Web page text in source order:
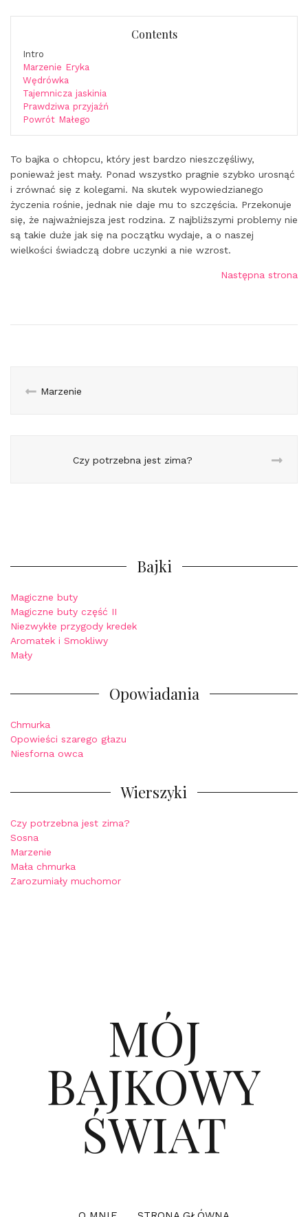
Contents
Intro
Marzenie Eryka
Wędrówka
Tajemnicza jaskinia
Prawdziwa przyjaźń
Powrót Małego
To bajka o chłopcu, który jest bardzo nieszczęśliwy,
ponieważ jest mały. Ponad wszystko pragnie szybko urosnąć
i zrównać się z kolegami. Na skutek wypowiedzianego
życzenia rośnie, jednak nie daje mu to szczęścia. Przekonuje
się, że najważniejsza jest rodzina. Z najbliższymi problemy nie
są takie duże jak się na początku wydaje, a o naszej
wielkości świadczą dobre uczynki a nie wzrost.
Następna strona
Marzenie
Czy potrzebna jest zima?
Bajki
Magiczne buty
Magiczne buty część II
Niezwykłe przygody kredek
Aromatek i Smokliwy
Mały
Opowiadania
Chmurka
Opowieści szarego głazu
Niesforna owca
Wierszyki
Czy potrzebna jest zima?
Sosna
Marzenie
Mała chmurka
Zarozumiały muchomor
MÓJ
BAJKOWY
ŚWIAT